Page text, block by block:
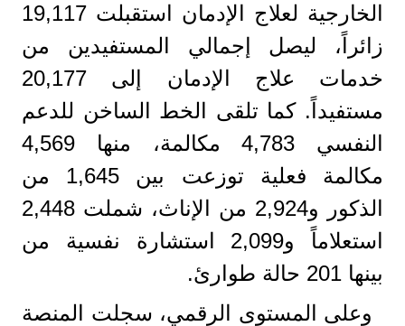
الخارجية لعلاج الإدمان استقبلت 19,117
زائراً، ليصل إجمالي المستفيدين من
خدمات علاج الإدمان إلى 20,177
مستفيداً. كما تلقى الخط الساخن للدعم
النفسي 4,783 مكالمة، منها 4,569
مكالمة فعلية توزعت بين 1,645 من
الذكور و2,924 من الإناث، شملت 2,448
استعلاماً و2,099 استشارة نفسية من
بينها 201 حالة طوارئ.
وعلى المستوى الرقمي، سجلت المنصة